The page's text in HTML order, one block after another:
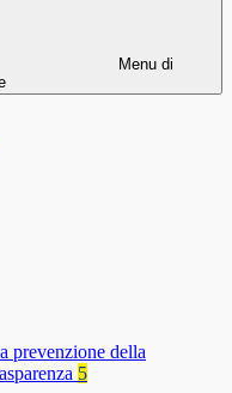
Menu di
prevenzione della
5